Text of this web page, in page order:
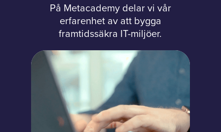
På Metacademy delar vi vår
erfarenhet av att bygga
framtidssäkra IT-miljöer.